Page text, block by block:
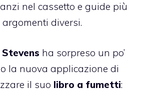
nel cassetto e guide più
diversi.
ha sorpreso un po’
la nuova applicazione di
il suo libro a fumetti: